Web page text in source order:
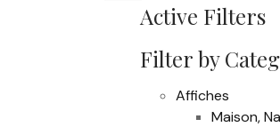
Active Filters
Filter by
Affiches
Maison,